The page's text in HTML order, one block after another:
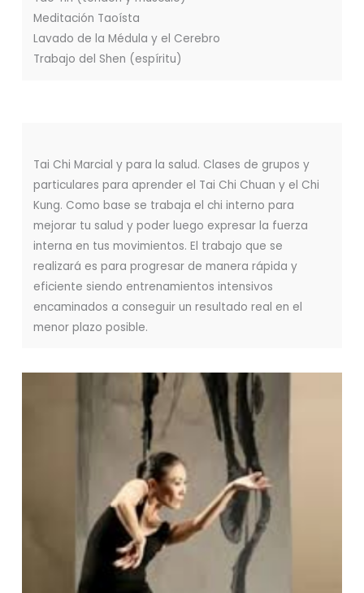
Meditación Taoísta
Lavado de la Médula y el Cerebro
Trabajo del Shen (espíritu)
Tai Chi Marcial y para la salud. Clases de grupos y
particulares para aprender el Tai Chi Chuan y el Chi
Kung. Como base se trabaja el chi interno para
mejorar tu salud y poder luego expresar la fuerza
interna en tus movimientos. El trabajo que se
realizará es para progresar de manera rápida y
eficiente siendo entrenamientos intensivos
encaminados a conseguir un resultado real en el
menor plazo posible.